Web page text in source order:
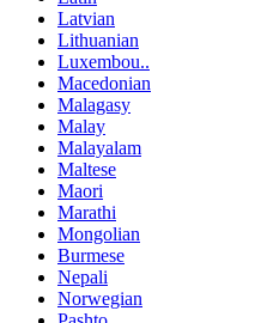
Latvian
Lithuanian
Luxembou..
Macedonian
Malagasy
Malay
Malayalam
Maltese
Maori
Marathi
Mongolian
Burmese
Nepali
Norwegian